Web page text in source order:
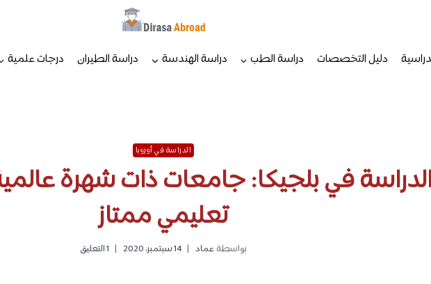
دليل التخصصات دراسة الطب دراسة الهندسة دراسة الطيران درجات علمية
الدراسة في أوروبا
في بلجيكا: جامعات ذات شهرة
تعليمي ممتاز
بواسطة عماد 14 سبتمبر، 2020 1 التعليق